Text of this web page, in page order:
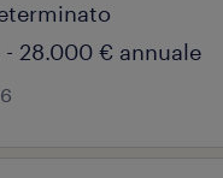
28.000 € annuale